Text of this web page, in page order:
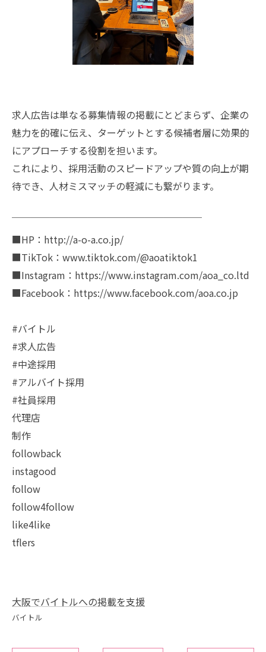
求人広告は単なる募集情報の掲載にとどまらず、企業の
魅力を的確に伝え、ターゲットとする候補者層に効果的
にアプローチする役割を担います。
これにより、採用活動のスピードアップや質の向上が期
待でき、人材ミスマッチの軽減にも繋がります。
￣￣￣￣￣￣￣￣￣￣￣￣￣￣￣￣￣￣￣￣
■HP：http://a-o-a.co.jp/
■TikTok：www.tiktok.com/@aoatiktok1
■Instagram：https://www.instagram.com/aoa_co.ltd
■Facebook：https://www.facebook.com/aoa.co.jp
#バイトル
#求人広告
#中途採用
#アルバイト採用
#社員採用
代理店
制作
followback
instagood
follow
follow4follow
like4like
tflers
大阪でバイトルへの掲載を支援
バイトル